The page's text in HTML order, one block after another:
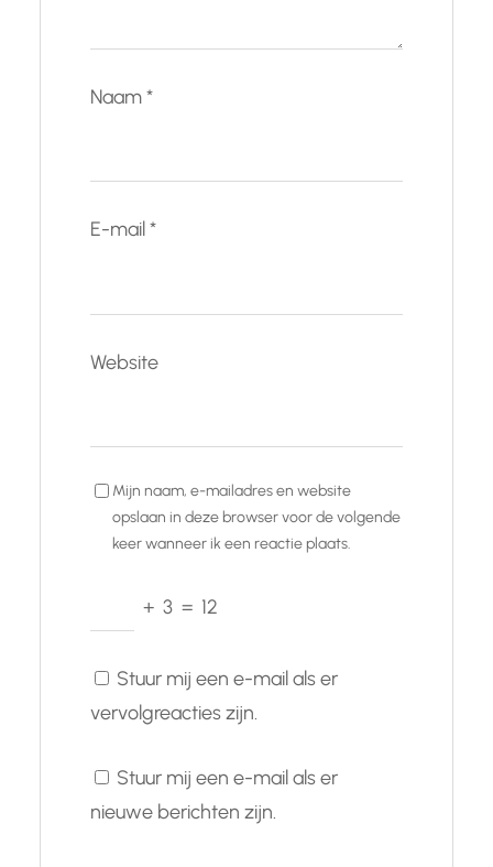
Naam*
E-mail*
Website
Mijn naam, e-mailadres en website
opslaan in deze browser voor de volgende
keer wanneer ik een reactie plaats.
+ 3 = 12
Stuur mij een e-mail als er
vervolgreacties zijn.
Stuur mij een e-mail als er
nieuwe berichten zijn.